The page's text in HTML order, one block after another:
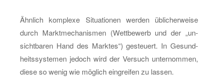
Ähn­lich kom­ple­xe Si­tua­tio­nen wer­den üb­li­cher­wei­se
durch Markt­me­cha­nis­men (Wett­be­werb und der „un­
sicht­ba­ren Hand des Mark­tes“) ge­steu­ert. In Ge­sund­
heits­sys­te­men je­doch wird der Ver­such un­ter­nom­men,
diese so wenig wie mög­lich ein­grei­fen zu las­sen.